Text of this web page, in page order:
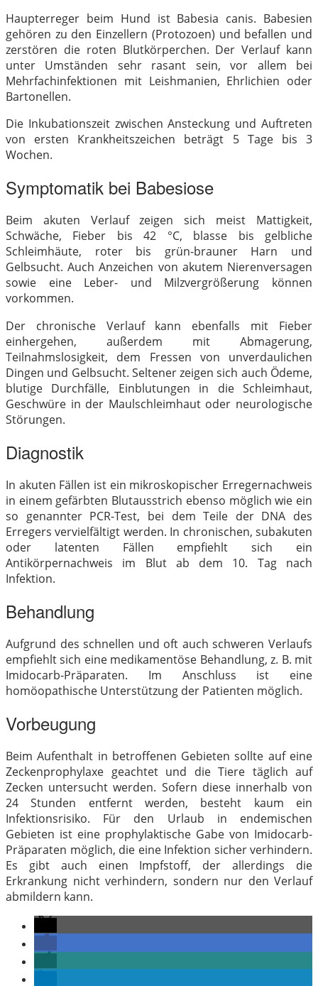
Haupterreger beim Hund ist Babesia canis. Babesien
gehören zu den Einzellern (Protozoen) und befallen und
zerstören die roten Blutkörperchen. Der Verlauf kann
unter Umständen sehr rasant sein, vor allem bei
Mehrfachinfektionen mit Leishmanien, Ehrlichien oder
Bartonellen.
Die Inkubationszeit zwischen Ansteckung und Auftreten
von ersten Krankheitszeichen beträgt 5 Tage bis 3
Wochen.
Symptomatik bei Babesiose
Beim akuten Verlauf zeigen sich meist Mattigkeit,
Schwäche, Fieber bis 42 °C, blasse bis gelbliche
Schleimhäute, roter bis grün-brauner Harn und
Gelbsucht. Auch Anzeichen von akutem Nierenversagen
sowie eine Leber- und Milzvergrößerung können
vorkommen.
Der chronische Verlauf kann ebenfalls mit Fieber
einhergehen, außerdem mit Abmagerung,
Teilnahmslosigkeit, dem Fressen von unverdaulichen
Dingen und Gelbsucht. Seltener zeigen sich auch Ödeme,
blutige Durchfälle, Einblutungen in die Schleimhaut,
Geschwüre in der Maulschleimhaut oder neurologische
Störungen.
Diagnostik
In akuten Fällen ist ein mikroskopischer Erregernachweis
in einem gefärbten Blutausstrich ebenso möglich wie ein
so genannter PCR-Test, bei dem Teile der DNA des
Erregers vervielfältigt werden. In chronischen, subakuten
oder latenten Fällen empfiehlt sich ein
Antikörpernachweis im Blut ab dem 10. Tag nach
Infektion.
Behandlung
Aufgrund des schnellen und oft auch schweren Verlaufs
empfiehlt sich eine medikamentöse Behandlung, z. B. mit
Imidocarb-Präparaten. Im Anschluss ist eine
homöopathische Unterstützung der Patienten möglich.
Vorbeugung
Beim Aufenthalt in betroffenen Gebieten sollte auf eine
Zeckenprophylaxe geachtet und die Tiere täglich auf
Zecken untersucht werden. Sofern diese innerhalb von
24 Stunden entfernt werden, besteht kaum ein
Infektionsrisiko. Für den Urlaub in endemischen
Gebieten ist eine prophylaktische Gabe von Imidocarb-
Präparaten möglich, die eine Infektion sicher verhindern.
Es gibt auch einen Impfstoff, der allerdings die
Erkrankung nicht verhindern, sondern nur den Verlauf
abmildern kann.